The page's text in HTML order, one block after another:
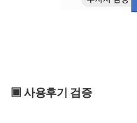
▣ 사용후기 검증